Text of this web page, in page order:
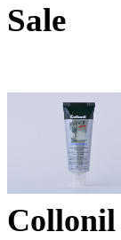
Sale
Collonil